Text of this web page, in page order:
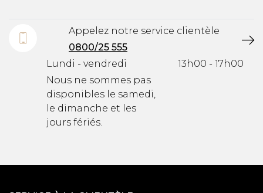
Appelez notre service clientèle
0800/25 555
Lundi - vendredi
Nous ne sommes pas
disponibles le samedi,
le dimanche et les
jours fériés.
13h00 - 17h00